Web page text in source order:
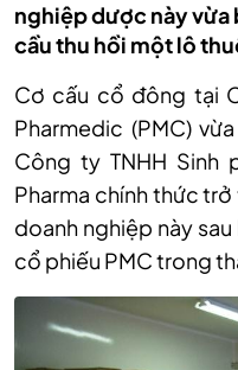
nghiệp dược này vừa
cầu thu hồi một lô
Cơ cấu cổ đông tại
Pharmedic (PMC)
Công ty TNHH Sinh
Pharma chính thức
doanh nghiệp này
cổ phiếu PMC trong